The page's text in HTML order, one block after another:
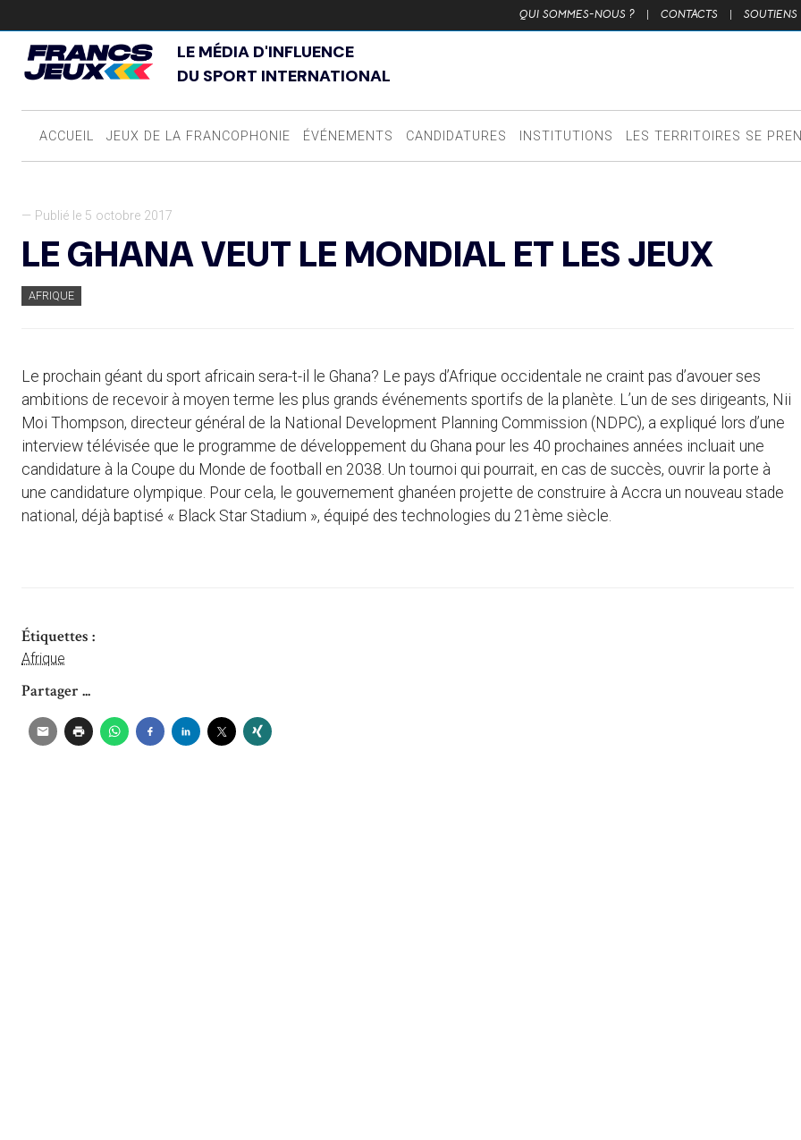
QUI SOMMES-NOUS ? | CONTACTS | SOUTIENS
LE MÉDIA D'INFLUENCE
DU SPORT INTERNATIONAL
ACCUEIL JEUX DE LA FRANCOPHONIE ÉVÉNEMENTS CANDIDATURES INSTITUTIONS LES TERRITOIRES SE
— Publié le 5 octobre 2017
LE GHANA VEUT LE MONDIAL ET LES JEUX
AFRIQUE
Le prochain géant du sport africain sera-t-il le Ghana? Le pays d’Afrique occidentale ne craint pas d’avouer ses
ambitions de recevoir à moyen terme les plus grands événements sportifs de la planète. L’un de ses dirigeants, Nii
Moi Thompson, directeur général de la National Development Planning Commission (NDPC), a expliqué lors d’une
interview télévisée que le programme de développement du Ghana pour les 40 prochaines années incluait une
candidature à la Coupe du Monde de football en 2038. Un tournoi qui pourrait, en cas de succès, ouvrir la porte à
une candidature olympique. Pour cela, le gouvernement ghanéen projette de construire à Accra un nouveau stade
national, déjà baptisé « Black Star Stadium », équipé des technologies du 21ème siècle.
Étiquettes :
Afrique
Partager ...